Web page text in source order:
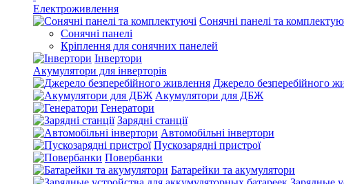
Електроживлення
Сонячні панелі та
Сонячні панелі
Кріплення для сонячних панелей
Інвертори
Акумулятори для інверторів
Джерело безперебійного
Акумулятори для ДБЖ
Генератори
Зарядні станції
Автомобільні інвертори
Пускозарядні пристрої
Повербанки
Батарейки та акумулятори